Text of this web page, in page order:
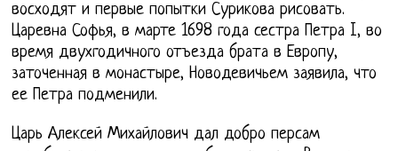
восходят и первые попытки Сурикова рисовать.
Царевна Софья, в марте 1698 года сестра Петра I, во
время двухгодичного отъезда брата в Европу,
заточенная в монастыре, Новодевичьем заявила, что
ее Петра подменили.
Царь Алексей Михайлович дал добро персам